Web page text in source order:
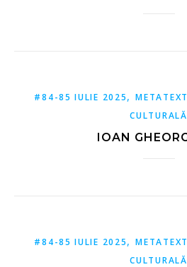
#84-85 IULIE 2025,METATEXT
CULTURALĂ
IOAN
#84-85 IULIE 2025,METATEXT
CULTURALĂ